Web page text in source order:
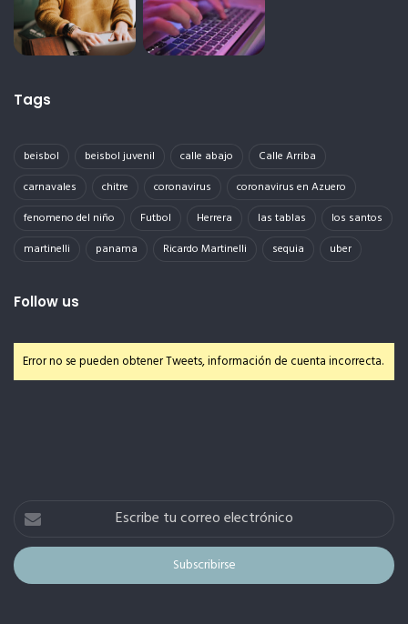
Tags
beisbol beisbol juvenil calle abajo
Calle Arriba
carnavales
chitre coronavirus
coronavirus en Azuero
fenomeno del niño
Futbol Herrera las tablas
los santos
martinelli
panama Ricardo Martinelli sequia uber
Follow us
Error no se pueden obtener Tweets, información de cuenta incorrecta.
Escribe
correo
electrónico